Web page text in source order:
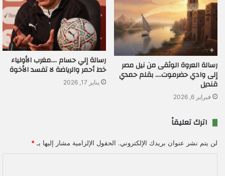
رسالة العروة الوثقى من نيل مصر
إلى وادي حضرموت…. بقلم حمدي
قنديل
فبراير 6, 2026
رسالة إلي حسام ….مغرب الأولياء
خط أحمر والرياضة لا تفسد الأخوة
يناير 17, 2026
اترك تعليقاً
لن يتم نشر عنوان بريدك الإلكتروني. الحقول الإلزامية مشار إليها بـ *